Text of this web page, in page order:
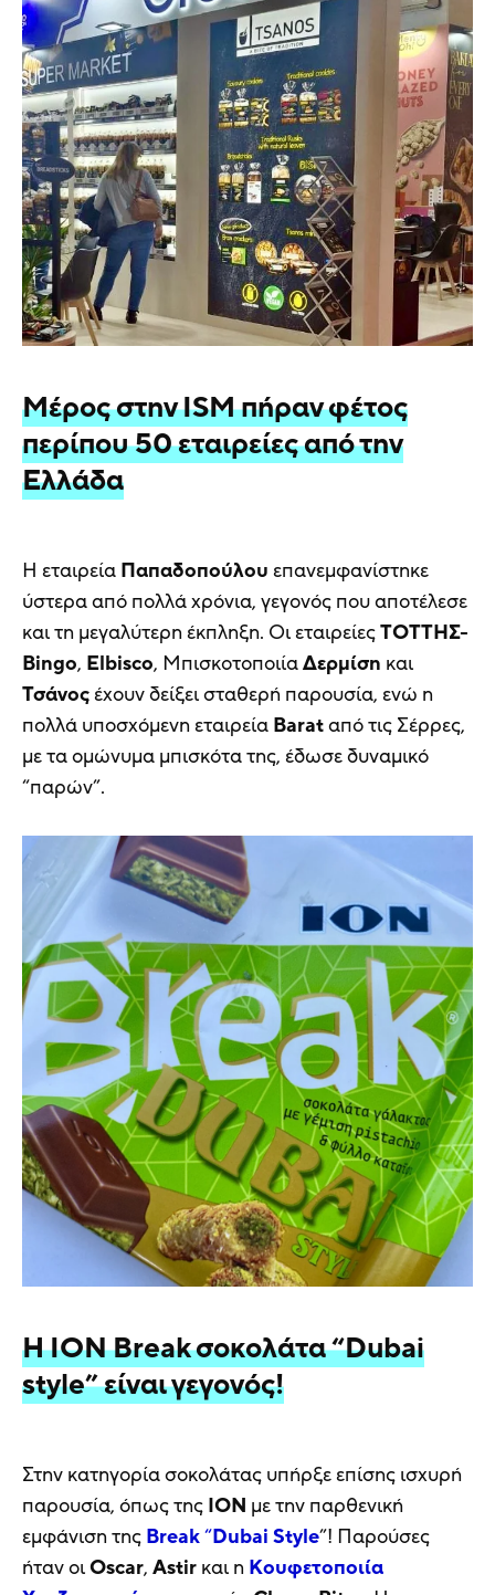
Μέρος στην ISM πήραν φέτος
περίπου 50 εταιρείες από την
Ελλάδα
Η εταιρεία Παπαδοπούλου επανεμφανίστηκε
ύστερα από πολλά χρόνια, γεγονός που αποτέλεσε
και τη μεγαλύτερη έκπληξη. Οι εταιρείεςΤΟΤΤΗΣ-
Bingo, Elbisco, ΜπισκοτοποιίαΔερμίση και
Τσάνοςέχουν δείξει σταθερή παρουσία, ενώ η
πολλά υποσχόμενη εταιρεία Baratαπό τις Σέρρες,
με τα ομώνυμα μπισκότα της, έδωσε δυναμικό
“παρών”.
Η ΙΟΝ Break σοκολάτα “Dubai
style” είναι γεγονός!
Στην κατηγορία σοκολάτας υπήρξε επίσης ισχυρή
παρουσία, όπως της ΙΟΝ με την παρθενική
εμφάνιση της Break“Dubai Style”! Παρούσες
ήταν οιOscar, Astir και η Κουφετοποιία